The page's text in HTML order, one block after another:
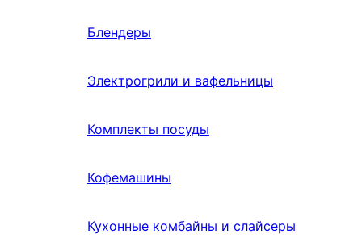
Блендеры
Электрогрили и вафельницы
Комплекты посуды
Кофемашины
Кухонные комбайны и слайсеры